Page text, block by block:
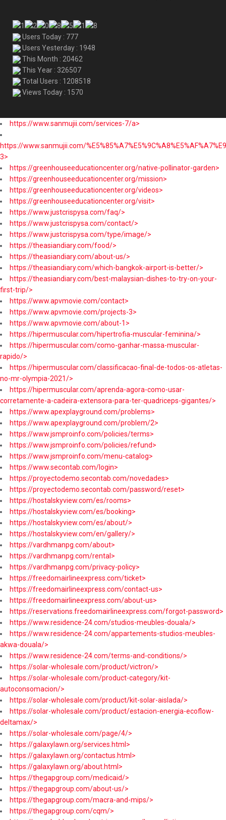
Users Today : 777
Users Yesterday : 1948
This Month : 20462
This Year : 326507
Total Users : 1208518
Views Today : 1570
https://www.sanmujii.com/services-7/a>
https://www.sanmujii.com/
3>
https://greenhouseeducationcenter.org/native-pollinator-garden>
https://greenhouseeducationcenter.org/mission>
https://greenhouseeducationcenter.org/videos>
https://greenhouseeducationcenter.org/visit>
https://www.justcrispysa.com/faq/>
https://www.justcrispysa.com/contact/>
https://www.justcrispysa.com/type/image/>
https://theasiandiary.com/food/>
https://theasiandiary.com/about-us/>
https://theasiandiary.com/which-bangkok-airport-is-better/>
https://theasiandiary.com/best-malaysian-dishes-to-try-on-your-
first-trip/>
https://www.apvmovie.com/contact>
https://www.apvmovie.com/projects-3>
https://www.apvmovie.com/about-1>
https://hipermuscular.com/hipertrofia-muscular-feminina/>
https://hipermuscular.com/como-ganhar-massa-muscular-
rapido/>
https://hipermuscular.com/classificacao-final-de-todos-os-atletas-
no-mr-olympia-2021/>
https://hipermuscular.com/aprenda-agora-como-usar-
corretamente-a-cadeira-extensora-para-ter-quadriceps-gigantes/>
https://www.apexplayground.com/problems>
https://www.apexplayground.com/problem/2>
https://www.jsmproinfo.com/policies/terms>
https://www.jsmproinfo.com/policies/refund>
https://www.jsmproinfo.com/menu-catalog>
https://www.secontab.com/login>
https://proyectodemo.secontab.com/novedades>
https://proyectodemo.secontab.com/password/reset>
https://hostalskyview.com/es/rooms>
https://hostalskyview.com/es/booking>
https://hostalskyview.com/es/about/>
https://hostalskyview.com/en/gallery/>
https://vardhmanpg.com/about>
https://vardhmanpg.com/rental>
https://vardhmanpg.com/privacy-policy>
https://freedomairlineexpress.com/ticket>
https://freedomairlineexpress.com/contact-us>
https://freedomairlineexpress.com/about-us>
https://reservations.freedomairlineexpress.com/forgot-password>
https://www.residence-24.com/studios-meubles-douala/>
https://www.residence-24.com/appartements-studios-meubles-
akwa-douala/>
https://www.residence-24.com/terms-and-conditions/>
https://solar-wholesale.com/product/victron/>
https://solar-wholesale.com/product-category/kit-
autoconsomacion/>
https://solar-wholesale.com/product/kit-solar-aislada/>
https://solar-wholesale.com/product/estacion-energia-ecoflow-
deltamax/>
https://solar-wholesale.com/page/4/>
https://galaxylawn.org/services.html>
https://galaxylawn.org/contactus.html>
https://galaxylawn.org/about.html>
https://thegapgroup.com/medicaid/>
https://thegapgroup.com/about-us/>
https://thegapgroup.com/macra-and-mips/>
https://thegapgroup.com/cqm/>